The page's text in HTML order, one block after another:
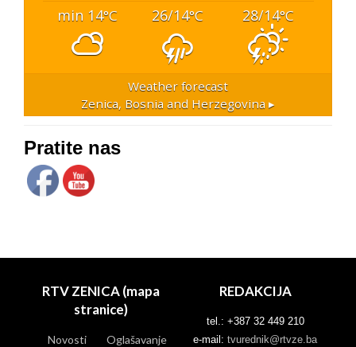
min 14°C 26/14°C 28/14°C
Weather forecast
Zenica, Bosnia and Herzegovina ▸
Pratite nas
RTV ZENICA (mapa
stranice)
Novosti
Oglašavanje
REDAKCIJA
tel.: +387 32 449 210
e-mail: tvurednik@rtvze.ba